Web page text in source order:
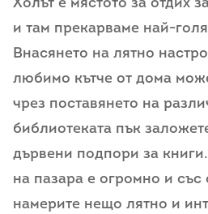
Холът е мястото за отдих
и там прекарваме най-
Внасянето на лятно
любимо кътче от дома
чрез поставянето на
библиотеката пък
дървени подпори за
на пазара е огромно и със
намерите нещо лятно и